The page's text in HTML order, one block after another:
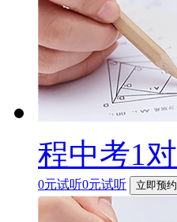
程中考1
0元试听0元试听 立即预约